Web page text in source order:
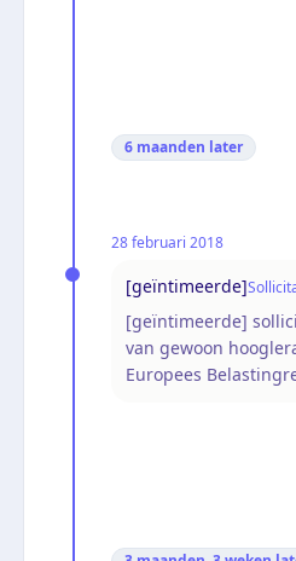
6 maanden later
28 februari 2018
[geïntimeerde]
[geïntimeerde]
van gewoon
Europees